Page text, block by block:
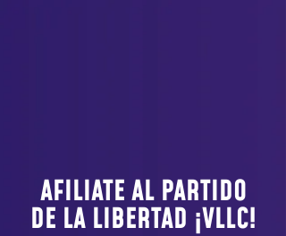
AFILIATE AL PARTIDO
DE LA LIBERTAD ¡VLLC!